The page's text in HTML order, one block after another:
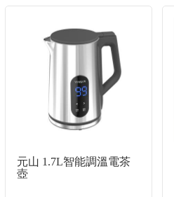
元山 1.7L智能調溫電茶
壺